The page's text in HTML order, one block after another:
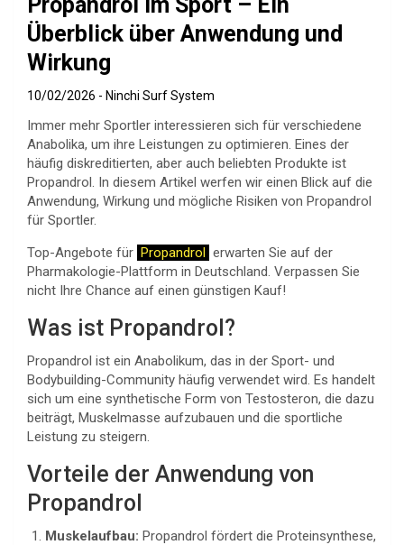
Überblick über Anwendung und
Wirkung
10/02/2026 Ninchi Surf System
Immer mehr Sportler interessieren sich für verschiedene
Anabolika, um ihre Leistungen zu optimieren. Eines der
häufig diskreditierten, aber auch beliebten Produkte ist
Propandrol. In diesem Artikel werfen wir einen Blick auf die
Anwendung, Wirkung und mögliche Risiken von Propandrol
für Sportler.
Top-Angebote für Propandrol erwarten Sie auf der
Pharmakologie-Plattform in Deutschland. Verpassen Sie
nicht Ihre Chance auf einen günstigen Kauf!
Was ist Propandrol?
Propandrol ist ein Anabolikum, das in der Sport- und
Bodybuilding-Community häufig verwendet wird. Es handelt
sich um eine synthetische Form von Testosteron, die dazu
beiträgt, Muskelmasse aufzubauen und die sportliche
Leistung zu steigern.
Vorteile der Anwendung von
Propandrol
Muskelaufbau: Propandrol fördert die Proteinsynthese,